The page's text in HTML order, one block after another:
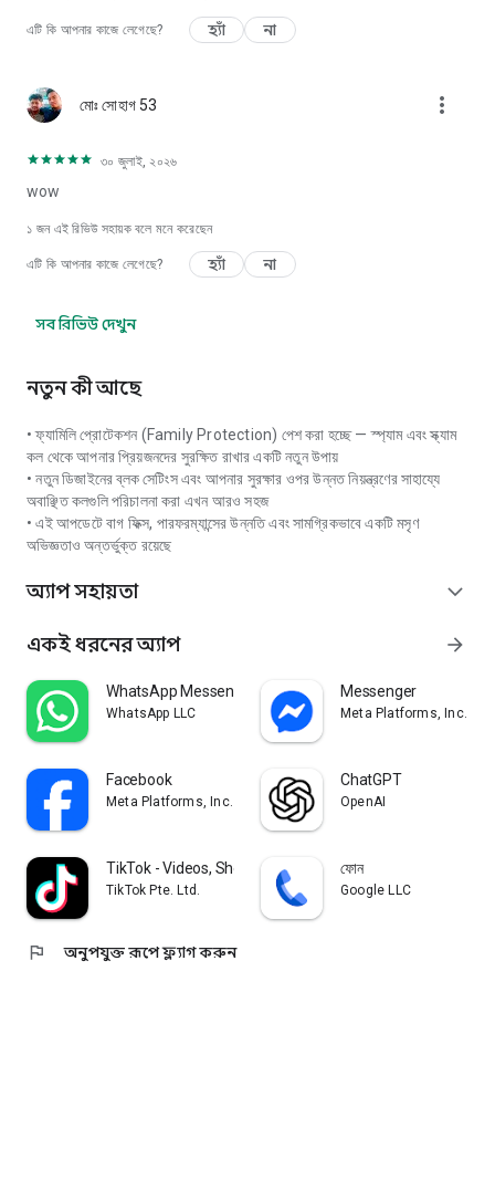
এটি কি আপনার কাজে লেগেছে? হ্যাঁ না
মোঃ সোহাগ 53 more_vert
৩০ জুলাই, ২০২৬
wow
১ জন এই রিভিউ সহায়ক বলে মনে করেছেন
এটি কি আপনার কাজে লেগেছে? হ্যাঁ না
সব রিভিউ দেখুন
নতুন কী আছে
• ফ্যামিলি প্রোটেকশন (Family Protection) পেশ করা হচ্ছে — স্প্যাম এবং স্ক্যাম
কল থেকে আপনার প্রিয়জনদের সুরক্ষিত রাখার একটি নতুন উপায়
• নতুন ডিজাইনের ব্লক সেটিংস এবং আপনার সুরক্ষার ওপর উন্নত নিয়ন্ত্রণের সাহায্যে
অবাঞ্ছিত কলগুলি পরিচালনা করা এখন আরও সহজ
• এই আপডেটে বাগ ফিক্স, পারফরম্যান্সের উন্নতি এবং সামগ্রিকভাবে একটি মসৃণ
অভিজ্ঞতাও অন্তর্ভুক্ত রয়েছে
অ্যাপ সহায়তা expand_more
একই ধরনের অ্যাপ arrow_forward
WhatsApp Messenger
WhatsApp LLC
Messenger
Meta Platforms, Inc.
Facebook
Meta Platforms, Inc.
ChatGPT
OpenAI
TikTok - Videos, Shop & LIVE
TikTok Pte. Ltd.
ফোন
Google LLC
flag অনুপযুক্ত রূপে ফ্ল্যাগ করুন